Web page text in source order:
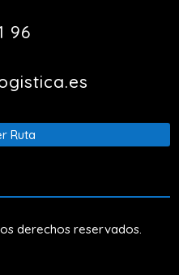
96
Ruta
derechos reservados.